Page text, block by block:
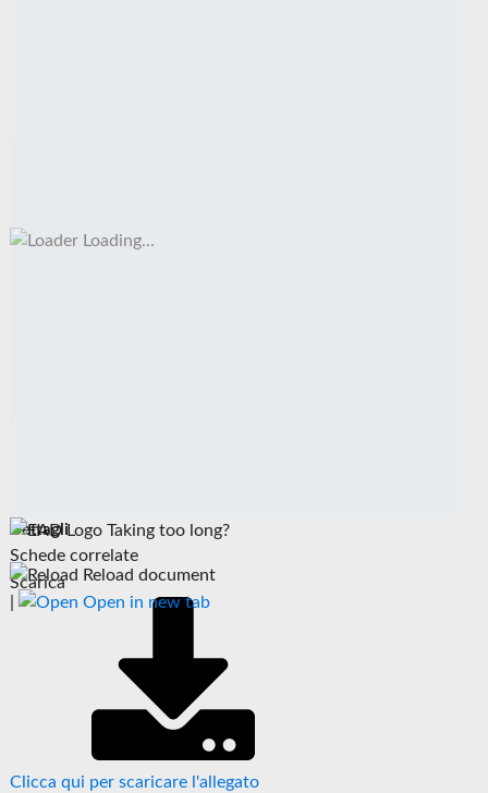
Loading...
Taking too long?
Reload document
Open in new tab
Dettagli
Schede correlate
Scarica
Clicca qui per scaricare l'allegato